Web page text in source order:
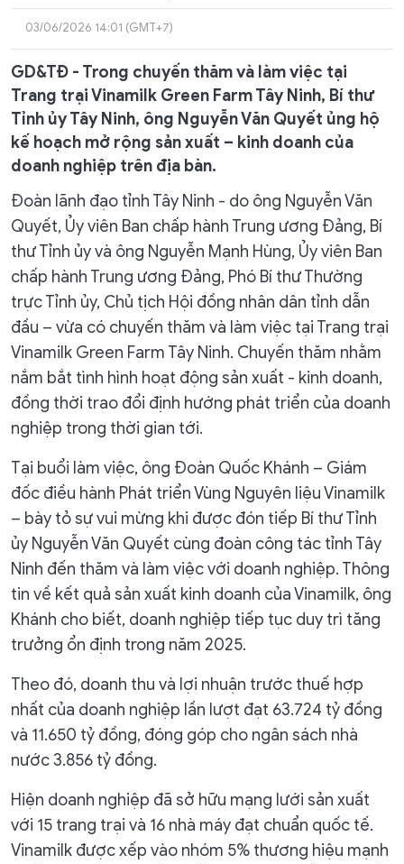
03/06/2026 14:01 (GMT+7)
GD&TĐ - Trong chuyến thăm và làm việc tại
Trang trại Vinamilk Green Farm Tây Ninh, Bí thư
Tỉnh ủy Tây Ninh, ông Nguyễn Văn Quyết ủng hộ
kế hoạch mở rộng sản xuất – kinh doanh của
doanh nghiệp trên địa bàn.
Đoàn lãnh đạo tỉnh Tây Ninh - do ông Nguyễn Văn
Quyết, Ủy viên Ban chấp hành Trung ương Đảng, Bí
thư Tỉnh ủy và ông Nguyễn Mạnh Hùng, Ủy viên Ban
chấp hành Trung ương Đảng, Phó Bí thư Thường
trực Tỉnh ủy, Chủ tịch Hội đồng nhân dân tỉnh dẫn
đầu – vừa có chuyến thăm và làm việc tại Trang trại
Vinamilk Green Farm Tây Ninh. Chuyến thăm nhằm
nắm bắt tình hình hoạt động sản xuất - kinh doanh,
đồng thời trao đổi định hướng phát triển của doanh
nghiệp trong thời gian tới.
Tại buổi làm việc, ông Đoàn Quốc Khánh – Giám
đốc điều hành Phát triển Vùng Nguyên liệu Vinamilk
– bày tỏ sự vui mừng khi được đón tiếp Bí thư Tỉnh
ủy Nguyễn Văn Quyết cùng đoàn công tác tỉnh Tây
Ninh đến thăm và làm việc với doanh nghiệp. Thông
tin về kết quả sản xuất kinh doanh của Vinamilk, ông
Khánh cho biết, doanh nghiệp tiếp tục duy trì tăng
trưởng ổn định trong năm 2025.
Theo đó, doanh thu và lợi nhuận trước thuế hợp
nhất của doanh nghiệp lần lượt đạt 63.724 tỷ đồng
và 11.650 tỷ đồng, đóng góp cho ngân sách nhà
nước 3.856 tỷ đồng.
Hiện doanh nghiệp đã sở hữu mạng lưới sản xuất
với 15 trang trại và 16 nhà máy đạt chuẩn quốc tế.
Vinamilk được xếp vào nhóm 5% thương hiệu mạnh